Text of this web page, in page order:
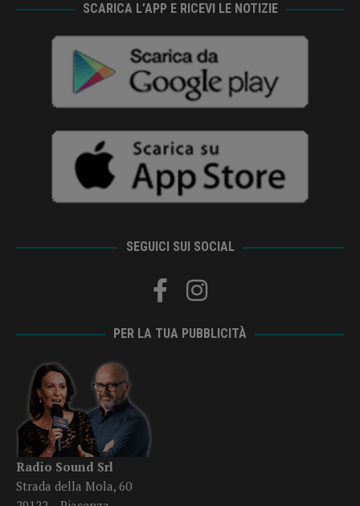
SCARICA L’APP E RICEVI LE NOTIZIE
SEGUICI SUI SOCIAL
PER LA TUA PUBBLICITÀ
Radio Sound Srl
Strada della Mola, 60